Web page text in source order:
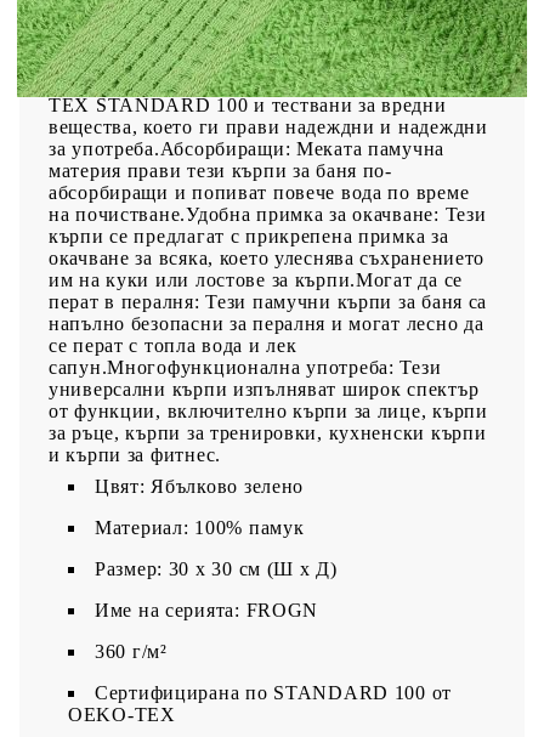
щадящ кожата материал: Тези кърпи са
изработени от 100% пръстенопреден памук,
който е мек, издръжлив и устойчив на
избледняване. Те са сертифицирани по OEKO-
TEX STANDARD 100 и тествани за вредни
вещества, което ги прави надеждни и надеждни
за употреба.Абсорбиращи: Меката памучна
материя прави тези кърпи за баня по-
абсорбиращи и попиват повече вода по време
на почистване.Удобна примка за окачване: Тези
кърпи се предлагат с прикрепена примка за
окачване за всяка, което улеснява съхранението
им на куки или лостове за кърпи.Могат да се
перат в пералня: Тези памучни кърпи за баня са
напълно безопасни за пералня и могат лесно да
се перат с топла вода и лек
сапун.Многофункционална употреба: Тези
универсални кърпи изпълняват широк спектър
от функции, включително кърпи за лице, кърпи
за ръце, кърпи за тренировки, кухненски кърпи
и кърпи за фитнес.
Цвят: Ябълково зелено
Материал: 100% памук
Размер: 30 x 30 см (Ш x Д)
Име на серията: FROGN
360 г/м²
Сертифицирана по STANDARD 100 от
OEKO-TEX